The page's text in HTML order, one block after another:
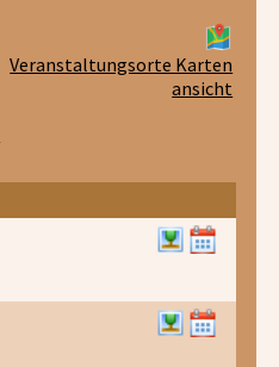
Veranstaltungsorte Karten
ansicht